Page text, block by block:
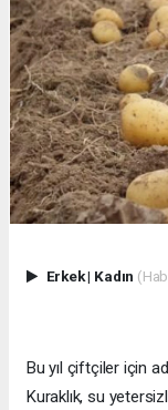
Erkek| Kadın
Bu yıl çiftçiler için
Kuraklık, su